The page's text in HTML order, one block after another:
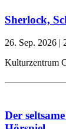
Sherlock,
26. Sep. 2026 |
Kulturzentrum
Der